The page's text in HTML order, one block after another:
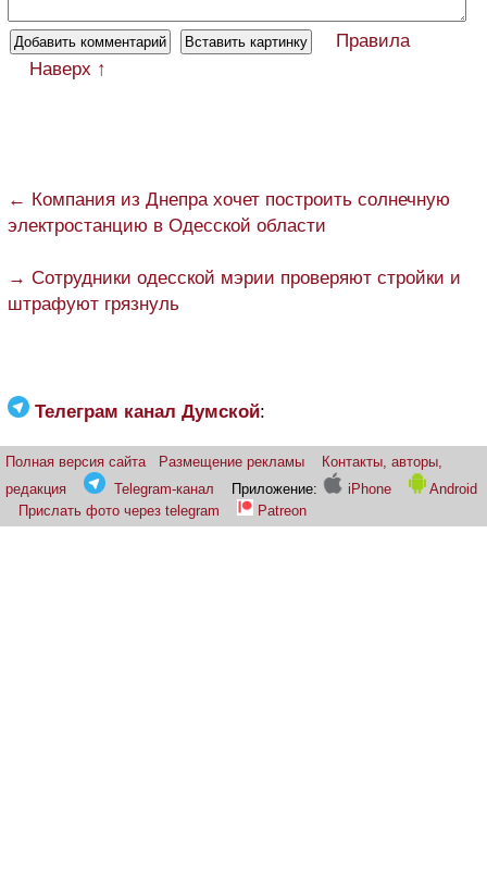
Правила
Наверх ↑
← Компания из Днепра хочет построить солнечную
электростанцию в Одесской области
→ Сотрудники одесской мэрии проверяют стройки и
штрафуют грязнуль
Телеграм канал Думской:
Полная версия сайта Размещение рекламы
Контакты, авторы,
редакция
Telegram-канал Приложение: iPhone
Android
Прислать фото через telegram
Patreon